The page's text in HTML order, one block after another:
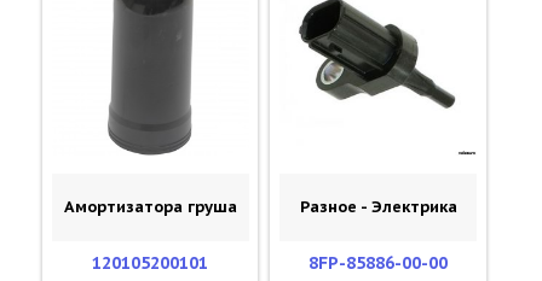
Амортизатора груша
120105200101
Разное - Электрика
8FP-85886-00-00